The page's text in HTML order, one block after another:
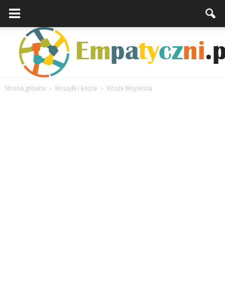
Strona główna Koszyki i kosze Kosze Mojżesza